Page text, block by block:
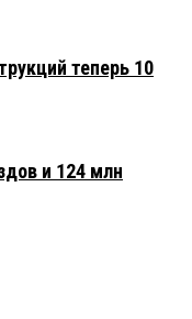
теперь 10
и 124 млн